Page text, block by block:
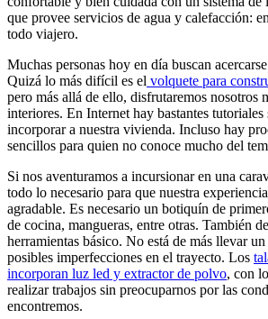
que provee servicios de agua y calefacción:
todo viajero.
Muchas personas hoy en día buscan
Quizá lo más difícil es el volquete para
pero más allá de ello, disfrutaremos nosotros
interiores. En Internet hay bastantes tutoriales
incorporar a nuestra vivienda. Incluso hay
sencillos para quien no conoce mucho del
Si nos aventuramos a incursionar en una
todo lo necesario para que nuestra
agradable. Es necesario un botiquín de
de cocina, mangueras, entre otras. También
herramientas básico. No está de más llevar
posibles imperfecciones en el trayecto. Los
incorporan luz led y extractor de polvo, con
realizar trabajos sin preocuparnos por las
encontremos.